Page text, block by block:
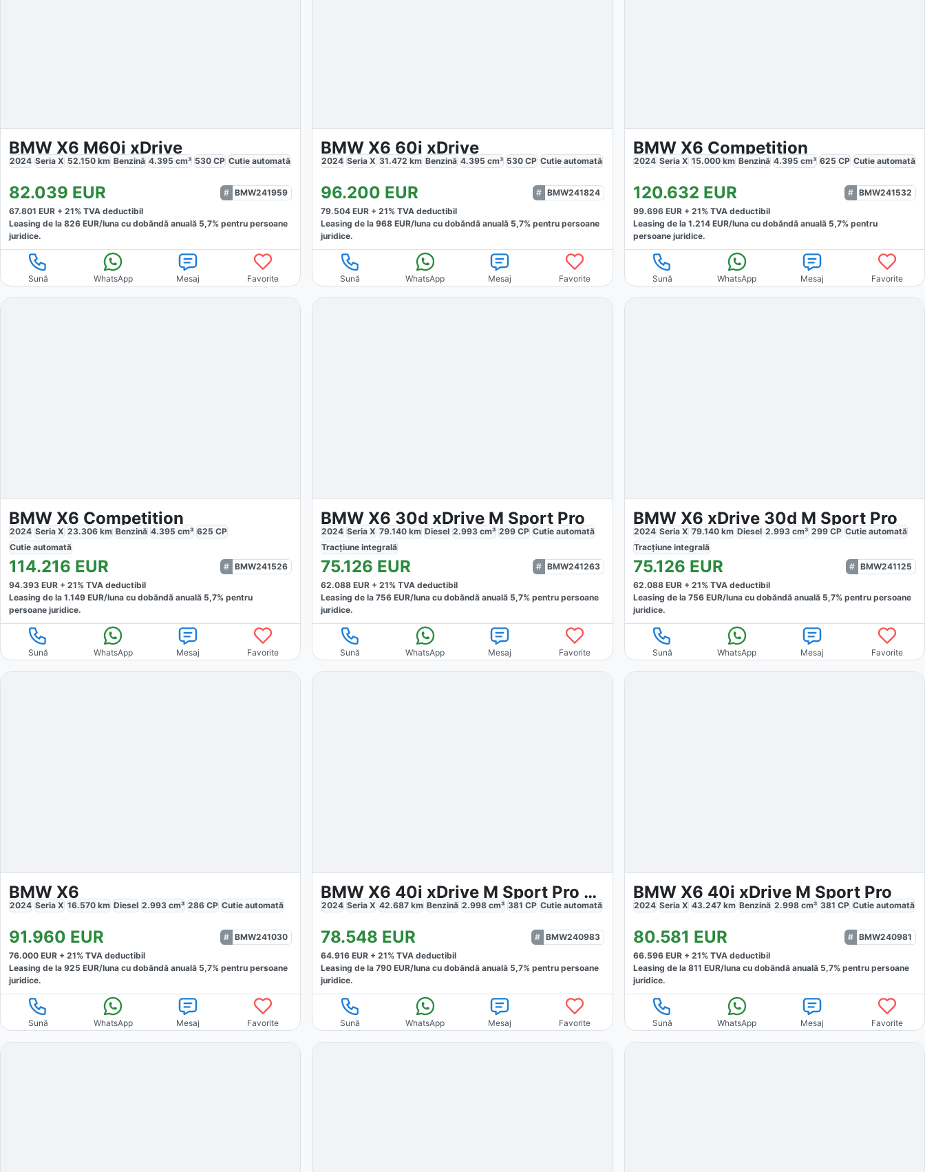
BMW X6 M60i xDrive
2024 Seria X 52.150 km Benzină 4.395 cm³ 530 CP Cutie automată
82.039 EUR
BMW241959
67.801 EUR + 21% TVA deductibil
Leasing de la 826 EUR/luna cu dobăndă anuală 5,7% pentru persoane
juridice.
Sună WhatsApp Mesaj Favorite
BMW X6 60i xDrive
2024 Seria X 31.472 km Benzină 4.395 cm³ 530 CP Cutieautomată
96.200 EUR
BMW241824
79.504 EUR +21% TVA deductibil
Leasing de la968 EUR/luna cu dobăndă anuală 5,7% pentru persoane
juridice.
Sună WhatsApp Mesaj Favorite
BMW X6 Competition
2024 Seria X 15.000km Benzină 4.395 cm³ 625 CP Cutie automată
120.632 EUR
BMW241532
99.696EUR + 21% TVA deductibil
Leasing de la 1.214EUR/lunacu dobăndă anuală 5,7% pentru
persoane juridice.
Sună WhatsApp Mesaj Favorite
BMW X6 Competition
2024 Seria X 23.306 km Benzină 4.395 cm³ 625 CP
Cutie automată
114.216 EUR
BMW241526
94.393 EUR + 21% TVA deductibil
Leasing de la 1.149 EUR/luna cu dobăndă anuală 5,7% pentru
persoane juridice.
Sună WhatsApp Mesaj Favorite
BMW X6 30d xDrive M Sport Pro
2024 Seria X 79.140 km Diesel 2.993 cm³ 299 CP Cutieautomată
Tracțiuneintegrală
75.126 EUR
BMW241263
62.088 EUR +21% TVA deductibil
Leasing de la756 EUR/luna cu dobăndă anuală 5,7% pentru persoane
juridice.
Sună WhatsApp Mesaj Favorite
BMW X6 xDrive 30d M Sport Pro
2024 Seria X 79.140km Diesel 2.993cm³ 299CP Cutie automată
Tracțiune integrală
75.126 EUR
BMW241125
62.088EUR + 21% TVA deductibil
Leasing de la 756EUR/lunacu dobăndă anuală 5,7% pentru persoane
juridice.
Sună WhatsApp Mesaj Favorite
BMW X6
2024 Seria X 16.570 km Diesel 2.993 cm³ 286 CP Cutie automată
91.960 EUR
BMW241030
76.000 EUR + 21% TVA deductibil
Leasing de la 925 EUR/luna cu dobăndă anuală 5,7% pentru persoane
juridice.
Sună WhatsApp Mesaj Favorite
BMW X6 40i xDrive M Sport Pro 360 H&K Panorama
2024 Seria X 42.687 km Benzină 2.998 cm³ 381 CP Cutieautomată
78.548 EUR
BMW240983
64.916 EUR +21% TVA deductibil
Leasing de la790 EUR/luna cu dobăndă anuală 5,7% pentru persoane
juridice.
Sună WhatsApp Mesaj Favorite
BMW X6 40i xDrive M Sport Pro
2024 Seria X 43.247km Benzină 2.998cm³ 381 CP Cutie automată
80.581 EUR
BMW240981
66.596EUR + 21% TVA deductibil
Leasing de la 811 EUR/lunacu dobăndă anuală 5,7% pentru persoane
juridice.
Sună WhatsApp Mesaj Favorite